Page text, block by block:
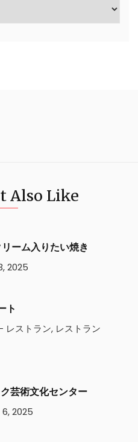
Also Like
ーム入りたい焼き
2025
ト
レストラン, レストラン
芸術文化センター
2025